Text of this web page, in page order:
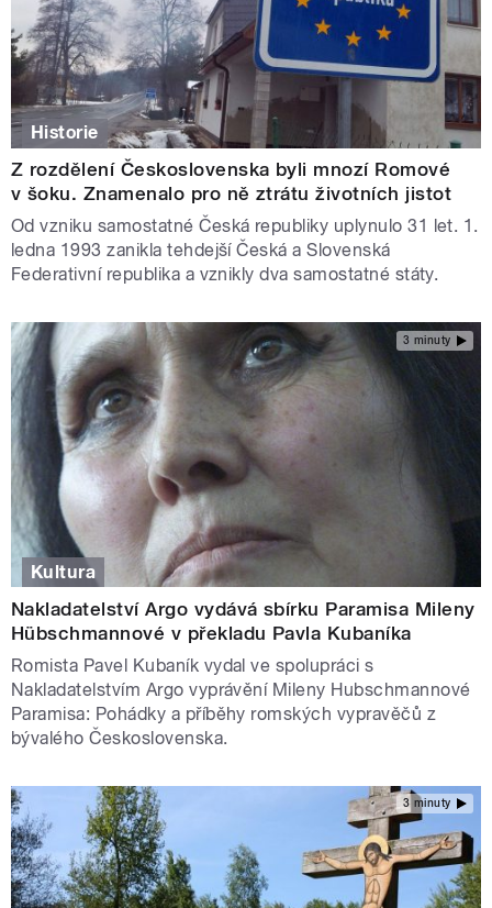
Historie
Z rozdělení Československa byli mnozí Romové
v šoku. Znamenalo pro ně ztrátu životních jistot
Od vzniku samostatné Česká republiky uplynulo 31 let. 1.
ledna 1993 zanikla tehdejší Česká a Slovenská
Federativní republika a vznikly dva samostatné státy.
3 minuty
Kultura
Nakladatelství Argo vydává sbírku Paramisa Mileny
Hübschmannové v překladu Pavla Kubaníka
Romista Pavel Kubaník vydal ve spolupráci s
Nakladatelstvím Argo vyprávění Mileny Hubschmannové
Paramisa: Pohádky a příběhy romských vypravěčů z
bývalého Československa.
3 minuty